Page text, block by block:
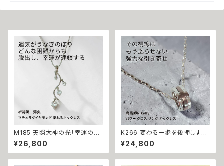
M185 天照大神の光「幸運の連
鎖」運が味方し誰もがあなたを
応援 大開運 成功・金運・良縁 マ
チュラダイヤモンド 揺れるネッ
¥26,800
K266 変わる一歩を後押しする
【強力な引き寄せ】アフロディテ
の神秘パワー クロス リング ネ
ックレス｜復縁・片思い成就 N.
¥24,800